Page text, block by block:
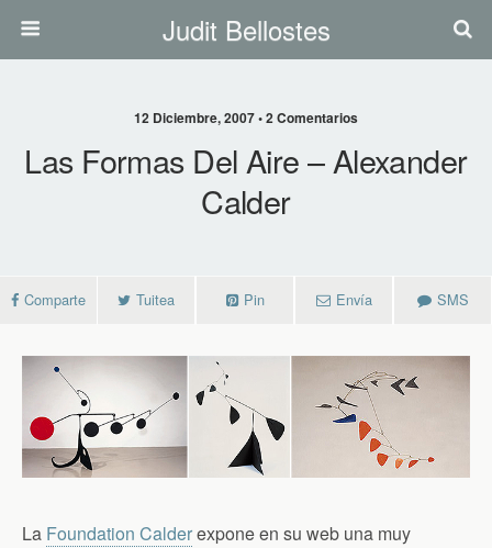
Judit Bellostes
12 Diciembre, 2007 • 2 Comentarios
Las Formas Del Aire – Alexander
Calder
Comparte Tuitea Pin Envía SMS
La Foundation Calderexpone en su web una muy